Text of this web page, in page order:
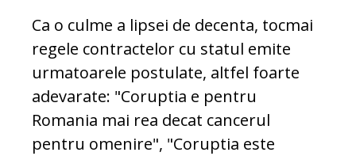
Ca o culme a lipsei de decenta, tocmai
regele contractelor cu statul emite
urmatoarele postulate, altfel foarte
adevarate: "Coruptia e pentru
Romania mai rea decat cancerul
pentru omenire", "Coruptia este